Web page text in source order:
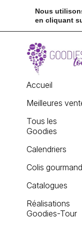
Accueil
Meilleures
Tous les
Goodies
Calendriers
Colis
Catalogues
Réalisations
Goodies-Tour
Nous
en cliquant